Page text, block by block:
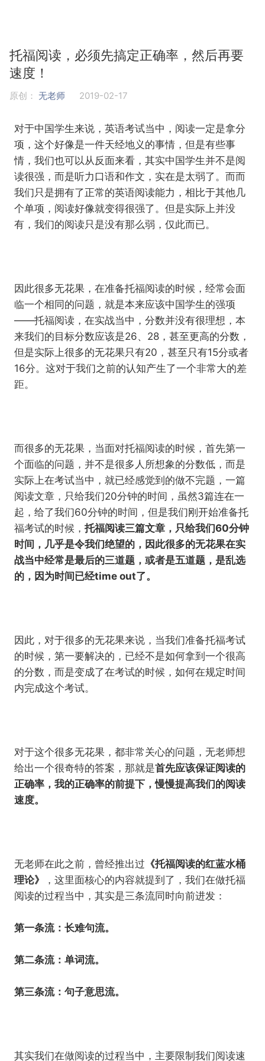
托福阅读，必须先搞定正确率，然后再要
速度！
原创： 无老师 2019-02-17
对于中国学生来说，英语考试当中，阅读一定是拿分
项，这个好像是一件天经地义的事情，但是有些事
情，我们也可以从反面来看，其实中国学生并不是阅
读很强，而是听力口语和作文，实在是太弱了。而而
我们只是拥有了正常的英语阅读能力，相比于其他几
个单项，阅读好像就变得很强了。但是实际上并没
有，我们的阅读只是没有那么弱，仅此而已。
因此很多无花果，在准备托福阅读的时候，经常会面
临一个相同的问题，就是本来应该中国学生的强项
——托福阅读，在实战当中，分数并没有很理想，本
来我们的目标分数应该是26、28，甚至更高的分数，
但是实际上很多的无花果只有20，甚至只有15分或者
16分。这对于我们之前的认知产生了一个非常大的差
距。
而很多的无花果，当面对托福阅读的时候，首先第一
个面临的问题，并不是很多人所想象的分数低，而是
实际上在考试当中，就已经感觉到的做不完题，一篇
阅读文章，只给我们20分钟的时间，虽然3篇连在一
起，给了我们60分钟的时间，但是我们刚开始准备托
福考试的时候， 托福阅读三篇文章，只给我们60分钟
时间，几乎是令我们绝望的，因此很多的无花果在实
战当中经常是最后的三道题，或者是五道题，是乱选
的，因为时间已经time out了。
因此，对于很多的无花果来说，当我们准备托福考试
的时候，第一要解决的，已经不是如何拿到一个很高
的分数，而是变成了在考试的时候，如何在规定时间
内完成这个考试。
对于这个很多无花果，都非常关心的问题，无老师想
给出一个很奇特的答案，那就是首先应该保证阅读的
正确率，我的正确率的前提下，慢慢提高我们的阅读
速度。
无老师在此之前，曾经推出过 《托福阅读的红蓝水桶
理论》
，这里面核心的内容就提到了，我们在做托福
阅读的过程当中，其实是三条流同时向前进发：
第一条流：长难句流。
第二条流：单词流。
第三条流：句子意思流。
其实我们在做阅读的过程当中，主要限制我们阅读速